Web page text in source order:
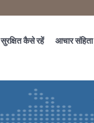
सुरक्षित कैसे रहें आचार संहिता